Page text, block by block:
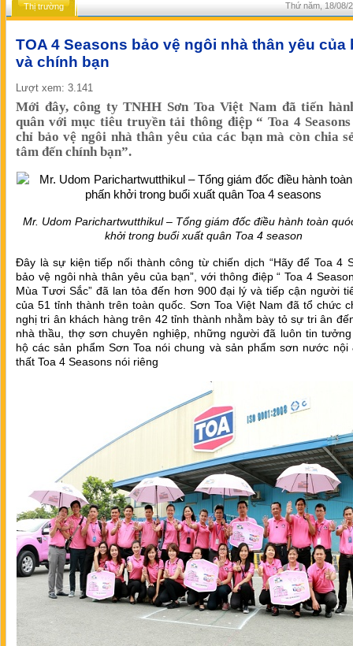
Thị trường Thứ năm, 18/08/
TOA 4 Seasons bảo vệ ngôi nhà thân yêu của
và chính bạn
Lượt xem: 3.141
Mới đây, công ty TNHH Sơn Toa Việt Nam đã tiến
quân với mục tiêu truyền tải thông điệp “ Toa 4
chỉ bảo vệ ngôi nhà thân yêu của các bạn mà còn chia
tâm đến chính bạn”.
Mr. Udom Parichartwutthikul – Tổng giám đốc điều hành toàn
khởi trong buổi xuất quân Toa 4 season
Đây là sự kiện tiếp nối thành công từ chiến dịch “Hãy để Toa 4
bảo vệ ngôi nhà thân yêu của bạn”, với thông điệp “ Toa 4
Mùa Tươi Sắc” đã lan tỏa đến hơn 900 đại lý và tiếp cận người
của 51 tỉnh thành trên toàn quốc. Sơn Toa Việt Nam đã tổ chức
nghị tri ân khách hàng trên 42 tỉnh thành nhằm bày tỏ sự tri ân
nhà thầu, thợ sơn chuyên nghiệp, những người đã luôn tin
hộ các sản phẩm Sơn Toa nói chung và sản phẩm sơn nước nội
thất Toa 4 Seasons nói riêng